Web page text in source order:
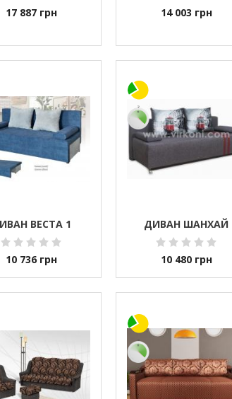
17 887 грн 14 003 грн
ВЕСТА 1
10 736 грн
ДИВАН ШАНХАЙ
10 480 грн